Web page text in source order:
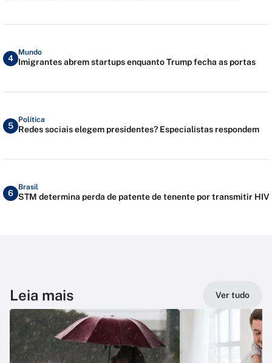
4
Mundo
Imigrantes abrem startups enquanto Trump fecha as portas
5
Política
Redes sociais elegem presidentes? Especialistas respondem
6
Brasil
STM determina perda de patente de tenente por transmitir HIV
Leia mais Ver tudo